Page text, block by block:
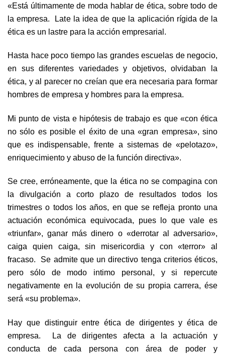
«Está últimamente de moda hablar de ética, sobre todo de
la empresa. Late la idea de que la aplicación rígida de la
ética es un lastre para la acción empresarial.
Hasta hace poco tiempo las grandes escuelas de negocio,
en sus diferentes variedades y objetivos, olvidaban la
ética, y al parecer no creían que era necesaria para formar
hombres de empresa y hombres para la empresa.
Mi punto de vista e hipótesis de trabajo es que «con ética
no sólo es posible el éxito de una «gran empresa», sino
que es indispensable, frente a sistemas de «pelotazo»,
enriquecimiento y abuso de la función directiva».
Se cree, erróneamente, que la ética no se compagina con
la divulgación a corto plazo de resultados todos los
trimestres o todos los años, en que se refleja pronto una
actuación económica equivocada, pues lo que vale es
«triunfar», ganar más dinero o «derrotar al adversario»,
caiga quien caiga, sin misericordia y con «terror» al
fracaso. Se admite que un directivo tenga criterios éticos,
pero sólo de modo intimo personal, y si repercute
negativamente en la evolución de su propia carrera, ése
será «su problema».
Hay que distinguir entre ética de dirigentes y ética de
empresa. La de dirigentes afecta a la actuación y
conducta de cada persona con área de poder y